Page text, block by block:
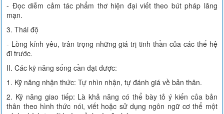
- Đọc diễm cảm tác phẩm thơ hiện đại viết theo bút pháp lãng
mạn.
3. Thái độ
- Lòng kính yêu, trân trọng những giá trị tinh thần của các thế hệ
đi trước.
II. Các kỹ năng sống cần đạt được:
1. Kỹ năng nhận thức: Tự nhìn nhận, tự đánh giá về bản thân.
2. Kỹ năng giao tiếp: Là khả năng có thể bày tỏ ý kiến của bản
thân theo hình thức nói, viết hoặc sử dụng ngôn ngữ cơ thể một